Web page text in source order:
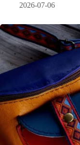
2026-07-06